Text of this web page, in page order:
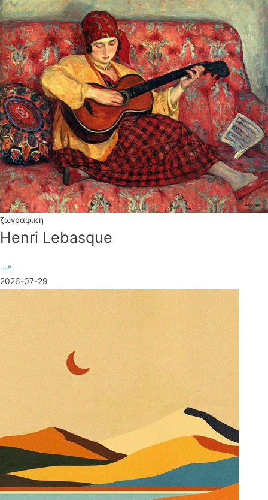
ζωγραφικη
Henri Lebasque
...»
2026-07-29